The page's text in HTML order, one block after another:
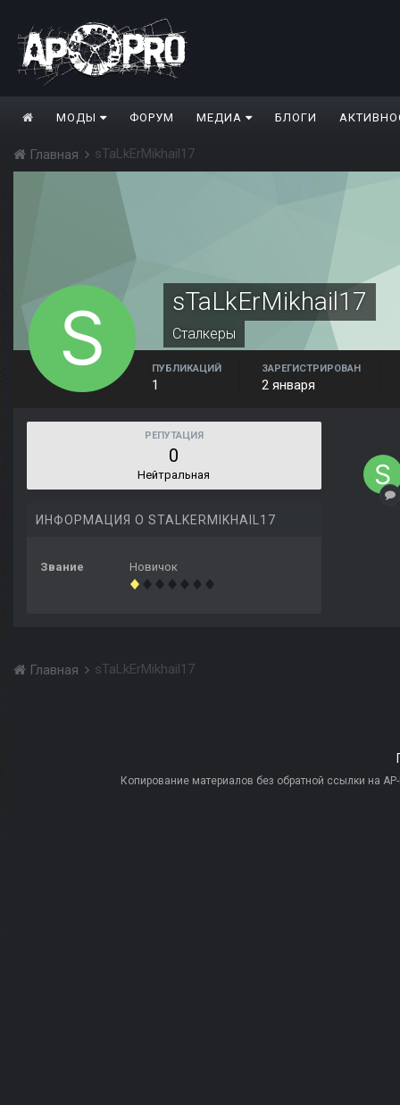
МОДЫ ФОРУМ МЕДИА БЛОГИ
Главная sTaLkErMikhail17
sTaLkErMikhail17
Сталкеры
ПУБЛИКАЦИЙ
1
ЗАРЕГИСТРИРОВАН
2 января
РЕПУТАЦИЯ
0
Нейтральная
ИНФОРМАЦИЯ О STALKERMIKHAIL17
Звание Новичок
Главная sTaLkErMikhail17
Копирование материалов без обратной ссылки на